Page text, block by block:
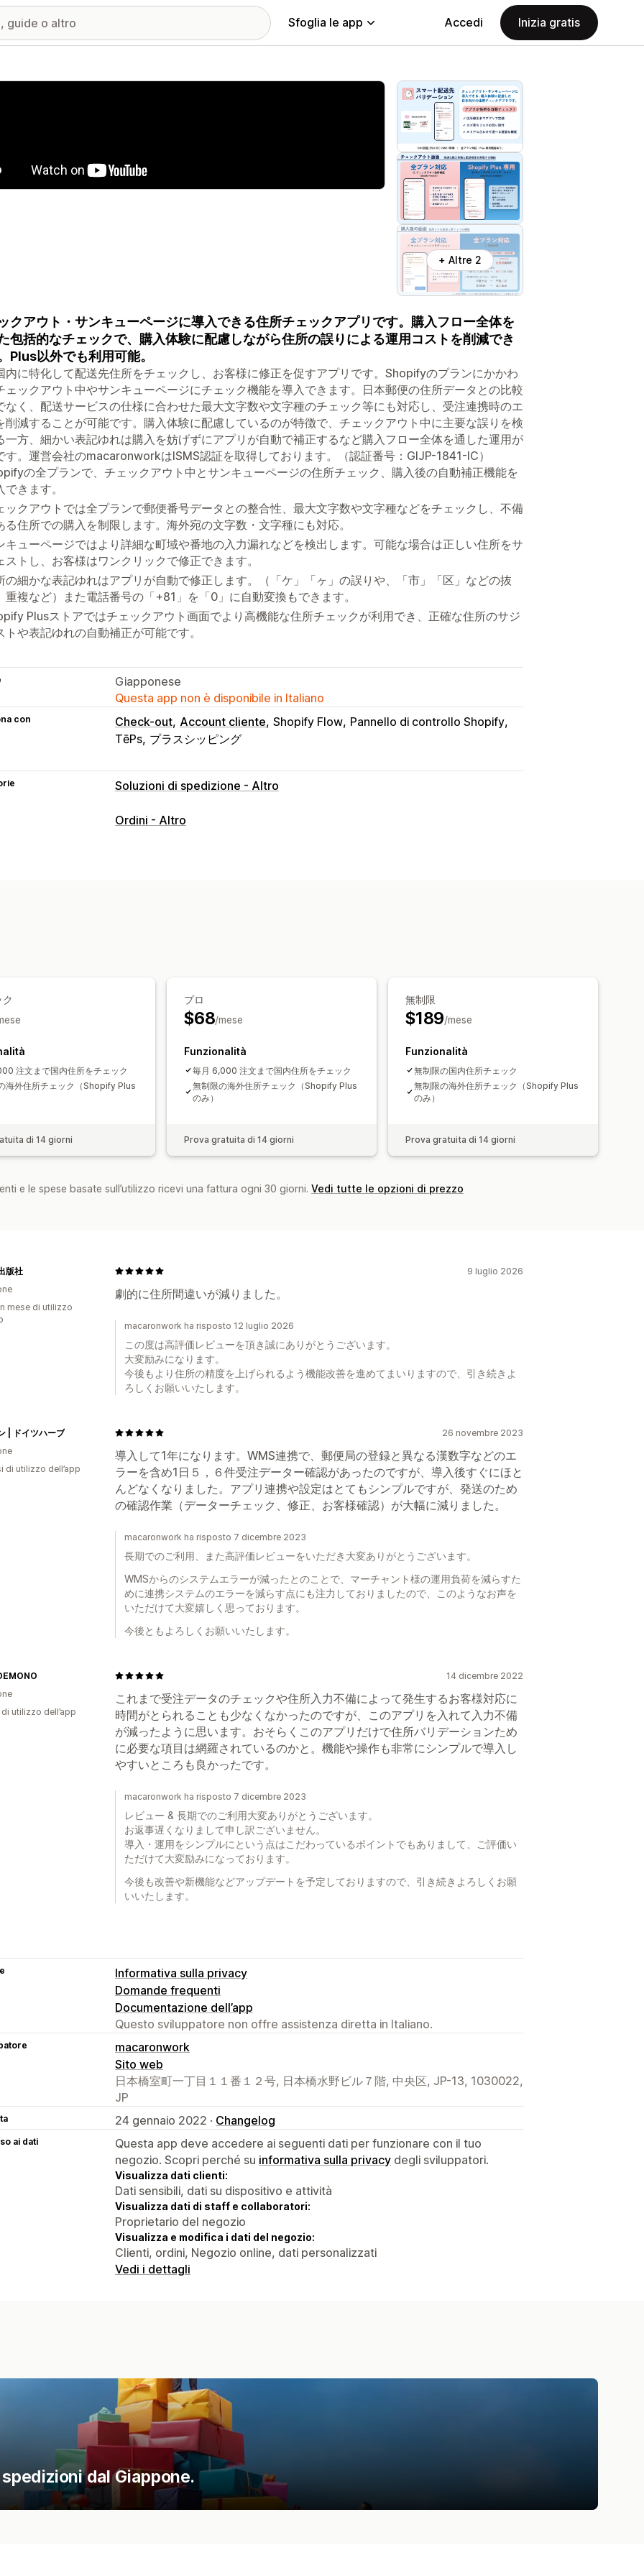
Sfoglia le app Accedi Inizia gratis
immagini in evidenza
+ Altre 2
クアウト・サンキューページに導入できる住所チェックアプリです。購入フロー全体を
包括的なチェックで、購入体験に配慮しながら住所の誤りによる運用コストを削減でき
Plus以外でも利用可能。
内に特化して配送先住所をチェックし、お客様に修正を促すアプリです。Shopifyのプランにかかわ
ェックアウト中やサンキューページにチェック機能を導入できます。日本郵便の住所データとの比較
なく、配送サービスの仕様に合わせた最大文字数や文字種のチェック等にも対応し、受注連携時のエ
削減することが可能です。購入体験に配慮しているのが特徴で、チェックアウト中に主要な誤りを検
一方、細かい表記ゆれは購入を妨げずにアプリが自動で補正するなど購入フロー全体を通した運用が
す。運営会社のmacaronworkはISMS認証を取得しております。（認証番号：GIJP-1841-IC）
の全プランで、チェックアウト中とサンキューページの住所チェック、購入後の自動補正機能を
できます。
ックアウトでは全プランで郵便番号データとの整合性、最大文字数や文字種などをチェックし、不備
る住所での購入を制限します。海外宛の文字数・文字種にも対応。
キューページではより詳細な町域や番地の入力漏れなどを検出します。可能な場合は正しい住所をサ
ストし、お客様はワンクリックで修正できます。
の細かな表記ゆれはアプリが自動で修正します。（「ケ」「ヶ」の誤りや、「市」「区」などの抜
重複など）また電話番号の「+81」を「0」に自動変換もできます。
Plusストアではチェックアウト画面でより高機能な住所チェックが利用でき、正確な住所のサジ
トや表記ゆれの自動補正が可能です。
Giapponese
Questa app non è disponibile in Italiano
con Check-out Account cliente Shopify Flow Pannello di controllo Shopify
TēPs プラスシッピング
Soluzioni di spedizione - Altro
Ordini - Altro
注文まで国内住所をチェック
海外住所チェック（Shopify Plus
di 14 giorni
プロ
$68/mese
Funzionalità
毎月 6,000 注文まで国内住所をチェック
無制限の海外住所チェック（Shopify Plus
のみ）
Prova gratuita di 14 giorni
無制限
$189/mese
Funzionalità
無制限の国内住所チェック
無制限の海外住所チェック（Shopify Plus
のみ）
Prova gratuita di 14 giorni
e le spese basate sull’utilizzo ricevi una fattura ogni 30 giorni. Vedi tutte le opzioni di prezzo
9 luglio 2026
劇的に住所間違いが減りました。
版社
mese di utilizzo
macaronwork ha risposto 12 luglio 2026
この度は高評価レビューを頂き誠にありがとうございます。
大変励みになります。
今後もより住所の精度を上げられるよう機能改善を進めてまいりますので、引き続きよ
ろしくお願いいたします。
26 novembre 2023
導入して1年になります。WMS連携で、郵便局の登録と異なる漢数字などのエ
ラーを含め1日５，６件受注データー確認があったのですが、導入後すぐにほと
んどなくなりました。アプリ連携や設定はとてもシンプルですが、発送のため
の確認作業（データーチェック、修正、お客様確認）が大幅に減りました。
| ドイツハーブ
di utilizzo dell’app
macaronwork ha risposto 7 dicembre 2023
長期でのご利用、また高評価レビューをいただき大変ありがとうございます。
WMSからのシステムエラーが減ったとのことで、マーチャント様の運用負荷を減らすた
めに連携システムのエラーを減らす点にも注力しておりましたので、このようなお声を
いただけて大変嬉しく思っております。
今後ともよろしくお願いいたします。
14 dicembre 2022
これまで受注データのチェックや住所入力不備によって発生するお客様対応に
時間がとられることも少なくなかったのですが、このアプリを入れて入力不備
が減ったように思います。おそらくこのアプリだけで住所バリデーションため
に必要な項目は網羅されているのかと。機能や操作も非常にシンプルで導入し
やすいところも良かったです。
utilizzo dell’app
macaronwork ha risposto 7 dicembre 2023
レビュー & 長期でのご利用大変ありがとうございます。
お返事遅くなりまして申し訳ございません。
導入・運用をシンプルにという点はこだわっているポイントでもありまして、ご評価い
ただけて大変励みになっております。
今後も改善や新機能などアップデートを予定しておりますので、引き続きよろしくお願
いいたします。
Informativa sulla privacy
Domande frequenti
Documentazione dell’app
Questo sviluppatore non offre assistenza diretta in Italiano.
macaronwork
Sito web
日本橋室町一丁目１１番１２号, 日本橋水野ビル７階, 中央区, JP-13, 1030022,
JP
24 gennaio 2022 · Changelog
ai dati
Questa app deve accedere ai seguenti dati per funzionare con il tuo
negozio. Scopri perché su informativa sulla privacy degli sviluppatori.
Visualizza dati clienti:
Dati sensibili, dati su dispositivo e attività
Visualizza dati di staff e collaboratori:
Proprietario del negozio
Visualizza e modifica i dati del negozio:
Clienti, ordini, Negozio online, dati personalizzati
Vedi i dettagli
dal Giappone.